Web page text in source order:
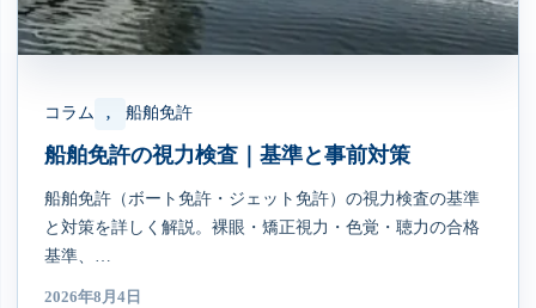
コラム , 船舶免許
船舶免許の視力検査｜基準と事前対策
船舶免許（ボート免許・ジェット免許）の視力検査の基準
と対策を詳しく解説。裸眼・矯正視力・色覚・聴力の合格
基準、…
2026年8月4日